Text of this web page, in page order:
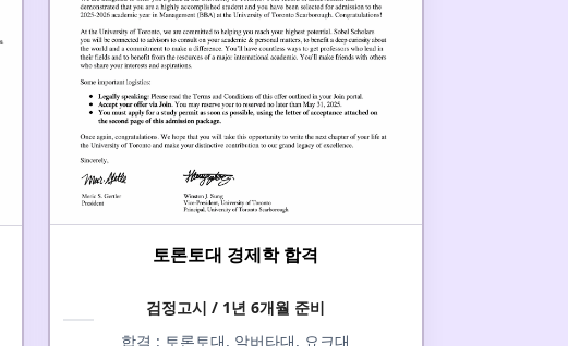
토론토대 경제학 합격
검정고시 / 1년 6개월 준비
합격 : 토론토대, 알버타대, 요크대